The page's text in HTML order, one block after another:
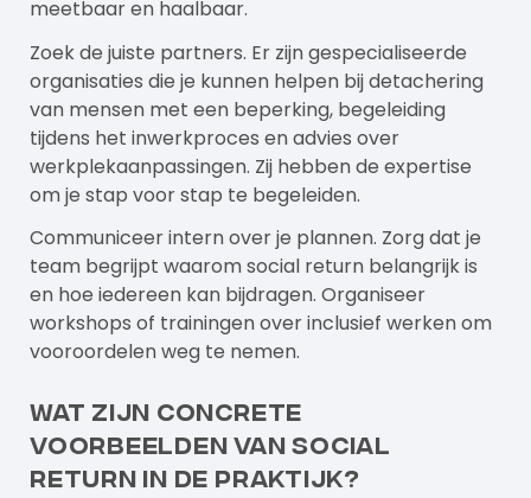
meetbaar en haalbaar.
Zoek de juiste partners. Er zijn gespecialiseerde
organisaties die je kunnen helpen bij detachering
van mensen met een beperking, begeleiding
tijdens het inwerkproces en advies over
werkplekaanpassingen. Zij hebben de expertise
om je stap voor stap te begeleiden.
Communiceer intern over je plannen. Zorg dat je
team begrijpt waarom social return belangrijk is
en hoe iedereen kan bijdragen. Organiseer
workshops of trainingen over inclusief werken om
vooroordelen weg te nemen.
Wat zijn concrete
voorbeelden van social
return in de praktijk?